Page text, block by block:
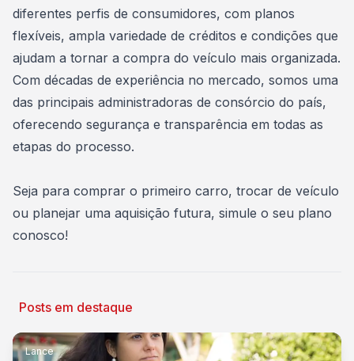
diferentes perfis de consumidores, com planos
flexíveis, ampla variedade de créditos e condições que
ajudam a tornar a compra do veículo mais organizada.
Com décadas de experiência no mercado, somos uma
das principais administradoras de consórcio do país,
oferecendo segurança e transparência em todas as
etapas do processo.
Seja para comprar o primeiro carro, trocar de veículo
ou planejar uma aquisição futura, simule o seu plano
conosco!
Posts em destaque
Lance